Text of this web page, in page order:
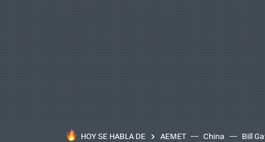
HOY SE HABLA DE AEMET China Bill